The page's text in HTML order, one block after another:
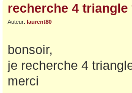
recherche 4 triangle
Auteur: laurent80
bonsoir,
je recherche 4
merci